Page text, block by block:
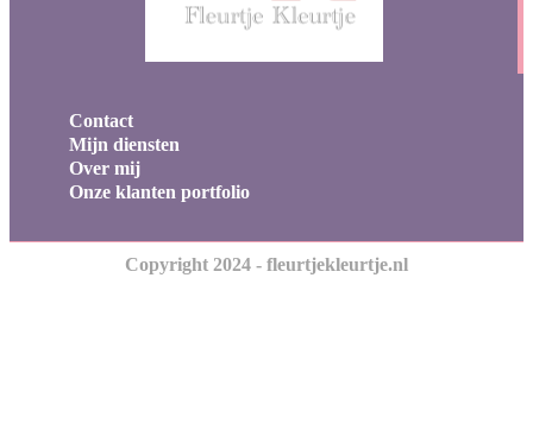
Contact
Mijn diensten
Over mij
Onze klanten portfolio
Copyright 2024 - fleurtjekleurtje.nl